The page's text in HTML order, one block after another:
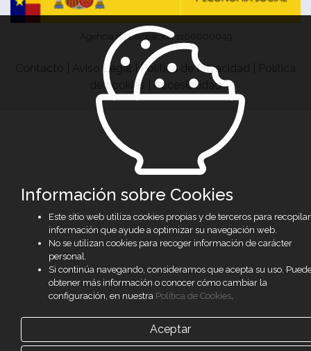
Agencia de Colocación 1100000049
Contacto Aviso Legal |Política de Privacidad
Política
de cookies
Accesibilidad
Información sobre Cookies
Este sitio web utiliza cookies propias y de terceros para recopilar
información que ayude a optimizar su navegación web.
No se utilizan cookies para recoger información de carácter
personal.
Si continúa navegando, consideramos que acepta su uso.
obtener más información o conocer cómo cambiar la
configuración, en nuestra Política de Cookies.
Aceptar